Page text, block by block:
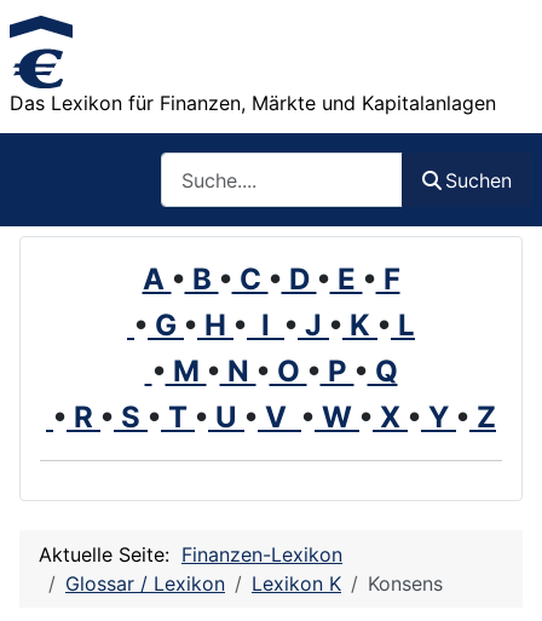
Das Lexikon für Finanzen, Märkte und Kapitalanlagen
Suchen
A • B • C • D • E • F
• G • H • I • J • K • L
• M • N • O • P • Q
• R • S • T • U • V • W • X • Y • Z
Aktuelle Seite: Finanzen-Lexikon
Glossar / Lexikon
Lexikon K Konsens